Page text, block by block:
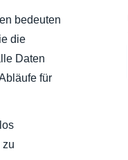
bedeuten
die
Daten
für
zu